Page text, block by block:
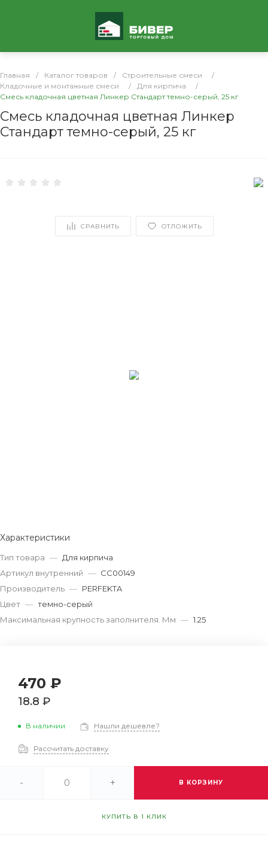
Главная / Каталог товаров / Строительные смеси
/
Кладочные и монтажные смеси
/ Для кирпича
/
Смесь кладочная цветная Линкер Стандарт темно-серый, 25 кг
Смесь кладочная цветная Линкер
Стандарт темно-серый, 25 кг
СРАВНИТЬ ОТЛОЖИТЬ
Характеристики
Тип товара — Для кирпича
Артикул внутренний — СС00149
Производитель — PERFEKTA
Цвет — темно-серый
Максимальная крупность заполнителя. Мм — 1.25
470 ₽
18.8 ₽
В наличии Нашли дешевле?
Рассчитать доставку
- + В КОРЗИНУ
КУПИТЬ В 1 КЛИК